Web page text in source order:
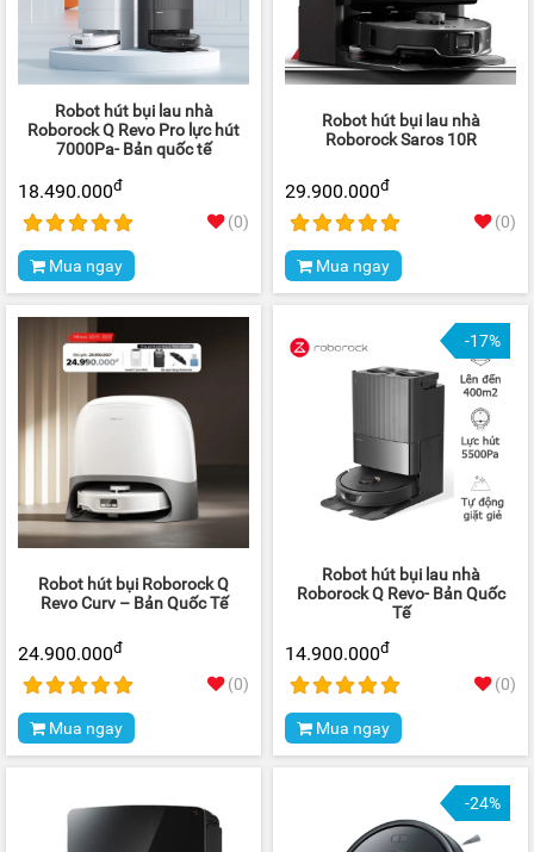
Robot hút bụi lau nhà
Roborock Q Revo Pro lực hút
7000Pa- Bản quốc tế
18.490.000đ
(0)
Mua ngay
Robot hút bụi lau nhà
Roborock Saros 10R
29.900.000đ
(0)
Mua ngay
Robot hút bụi Roborock Q
Revo Curv – Bản Quốc Tế
24.900.000đ
(0)
Mua ngay
-17%
Robot hút bụi lau nhà
Roborock Q Revo- Bản Quốc
Tế
14.900.000đ
(0)
Mua ngay
-24%